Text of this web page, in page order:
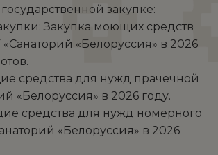
закупке:
Закупка моющих средств
«Белоруссия» в 2026
средства для нужд прачечной
«Белоруссия» в 2026 году.
средства для нужд номерного
«Белоруссия» в 2026